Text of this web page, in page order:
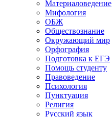
Материаловедение
Мифология
ОБЖ
Обществознание
Окружающий мир
Орфография
Подготовка к ЕГЭ
Помощь студенту
Правоведение
Психология
Пунктуация
Религия
Русский язык